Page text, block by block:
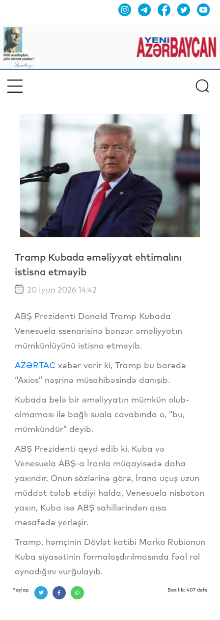
Tramp Kubada əməliyyat ehtimalını
istisna etməyib
20 İyun 2026 14:42
ABŞ Prezidenti Donald Tramp Kubada
Venesuela ssenarisinə bənzər əməliyyatın
mümkünlüyünü istisna etməyib.
AZƏRTAC xəbər verir ki, Tramp bu barədə
“Axios” nəşrinə müsahibəsində danışıb.
Kubada belə bir əməliyyatın mümkün olub-
olmaması ilə bağlı suala cavabında o, “bu,
mümkündür” deyib.
ABŞ Prezidenti qeyd edib ki, Kuba və
Venesuela ABŞ-a İranla müqayisədə daha
yaxındır. Onun sözlərinə görə, İrana uçuş uzun
müddət tələb etdiyi halda, Venesuela nisbətən
yaxın, Kuba isə ABŞ sahillərindən qısa
məsafədə yerləşir.
Tramp, həmçinin Dövlət katibi Marko Rubionun
Kuba siyasətinin formalaşdırılmasında fəal rol
oynadığını vurğulayıb.
Paylaş: Baxılıb: 407 dəfə